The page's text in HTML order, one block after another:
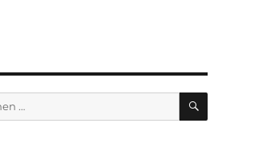
SUCHEN